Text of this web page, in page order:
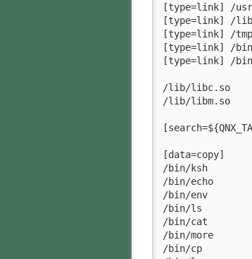
[type=link] /usr		= /
[type=link] /lib/
[type=link] /tmp		= /dev/shmem
[type=link] /bin/sh
[type=link] /bin/less
/lib/libc.so	= libc.so
/lib/libm.so	= libm.so
[data=copy]
/bin/ksh	= ksh
/bin/echo	= echo
/bin/env	= env
/bin/ls		= ls
/bin/cat	= cat
/bin/more	= more
/bin/cp		= cp